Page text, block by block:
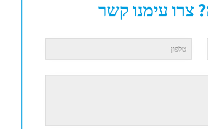
צרו עימנו קשר